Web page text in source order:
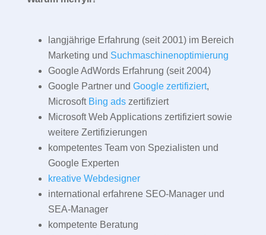
langjährige Erfahrung (seit 2001) im Bereich
Marketing und Suchmaschinenoptimierung
Google AdWords Erfahrung (seit 2004)
Google Partner und Google zertifiziert,
Microsoft Bing adszertifiziert
Microsoft Web Applications zertifiziert sowie
weitere Zertifizierungen
kompetentes Team von Spezialisten und
Google Experten
kreative Webdesigner
international erfahrene SEO-Manager und
SEA-Manager
kompetente Beratung